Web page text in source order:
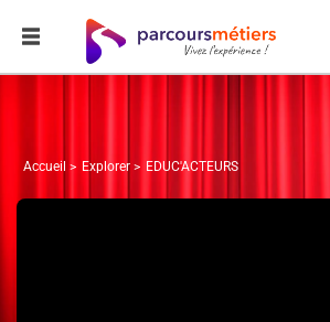
Accueil Explorer EDUC'ACTEURS